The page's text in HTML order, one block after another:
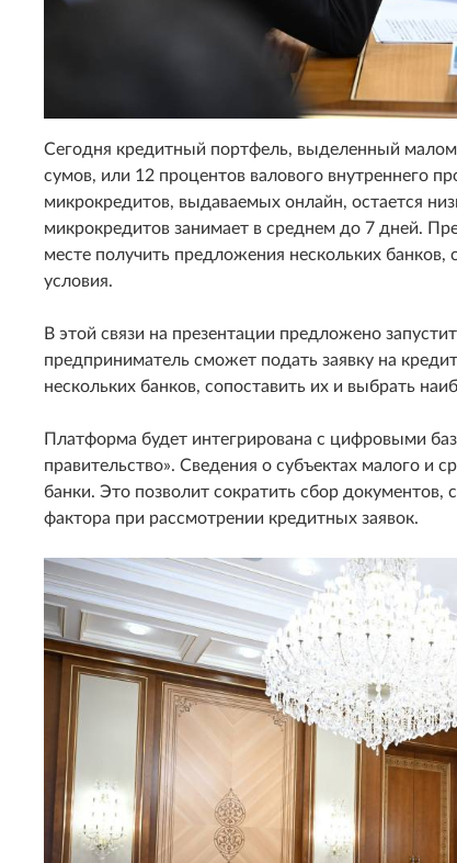
Сегодня кредитный портфель, выделенный
сумов, или 12 процентов валового внутреннего
микрокредитов, выдаваемых онлайн, остается
микрокредитов занимает в среднем до 7 дней.
месте получить предложения нескольких
условия.
В этой связи на презентации предложено
предприниматель сможет подать заявку на
нескольких банков, сопоставить их и выбрать
Платформа будет интегрирована с цифровыми
правительство». Сведения о субъектах малого и
банки. Это позволит сократить сбор документов,
фактора при рассмотрении кредитных заявок.